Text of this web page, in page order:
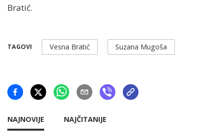
Bratić.
TAGOVI Vesna Bratić Suzana Mugoša
NAJNOVIJE NAJČITANIJE